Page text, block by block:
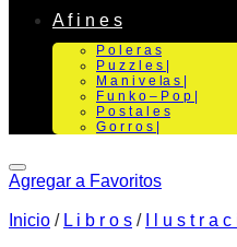
A f i n e s
P o l e r a s
P u z z l e s |
M a n i v e la s |
F u n k o – P o p |
P o s t a l e s
G o r r o s |
Agregar a Favoritos
Inicio / L i b r o s / I l u s t r a